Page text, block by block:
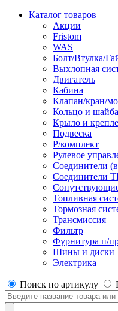
Каталог товаров
Акции
Fristom
WAS
Болт/Втулка/
Выхлопная
Двигатель
Кабина
Клапан/кран/
Кольцо и шайба
Крыло и
Подвеска
Р/комплект
Рулевое
Соединители
Соединители
Топливная
Тормозная
Трансмиссия
Фильтр
Фурнитура п/
Шины и диски
Электрика
Поиск по артикулу